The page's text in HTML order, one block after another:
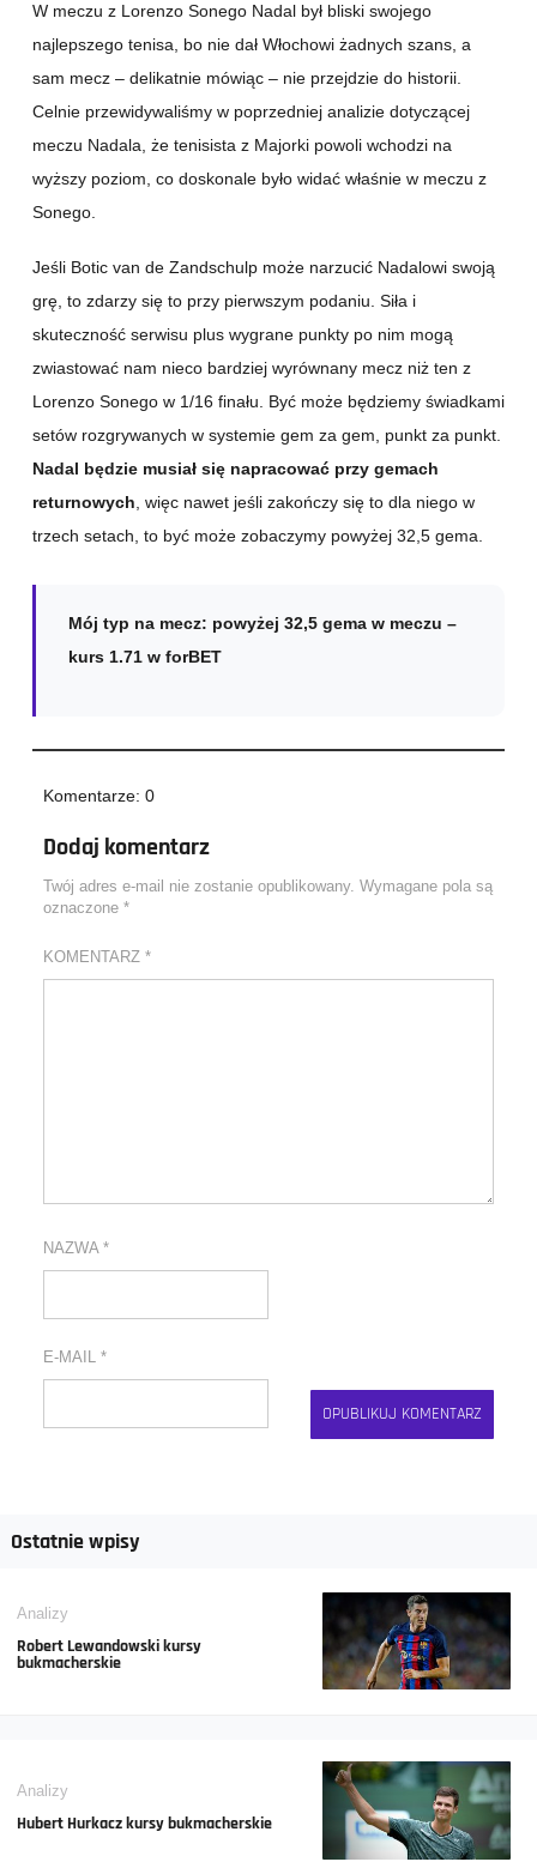
W meczu z Lorenzo Sonego Nadal był bliski swojego
najlepszego tenisa, bo nie dał Włochowi żadnych szans, a
sam mecz – delikatnie mówiąc – nie przejdzie do historii.
Celnie przewidywaliśmy w poprzedniej analizie dotyczącej
meczu Nadala, że tenisista z Majorki powoli wchodzi na
wyższy poziom, co doskonale było widać właśnie w meczu z
Sonego.
Jeśli Botic van de Zandschulp może narzucić Nadalowi swoją
grę, to zdarzy się to przy pierwszym podaniu. Siła i
skuteczność serwisu plus wygrane punkty po nim mogą
zwiastować nam nieco bardziej wyrównany mecz niż ten z
Lorenzo Sonego w 1/16 finału. Być może będziemy świadkami
setów rozgrywanych w systemie gem za gem, punkt za punkt.
Nadal będzie musiał się napracować przy gemach
returnowych , więc nawet jeśli zakończy się to dla niego w
trzech setach, to być może zobaczymy powyżej 32,5 gema.
Mój typ na mecz: powyżej 32,5 gema w meczu –
kurs 1.71 w forBET
Komentarze: 0
Dodaj komentarz
Twój adres e-mail nie zostanie opublikowany. Wymagane pola są
oznaczone *
KOMENTARZ *
NAZWA *
E-MAIL *
Ostatnie wpisy
Analizy
Robert Lewandowski kursy
bukmacherskie
Analizy
Hubert Hurkacz kursy bukmacherskie